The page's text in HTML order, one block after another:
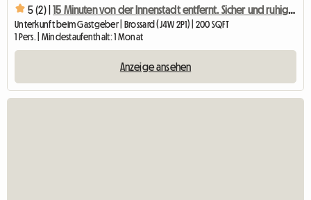
5 (2) | 15 Minuten von der Innenstadt entfernt. Sicher und ruhig. Zugriff auf alle
Unterkunft beim Gastgeber | Brossard (J4W 2P1) | 200 SQFT
1 Pers. | Mindestaufenthalt: 1 Monat
Anzeige ansehen